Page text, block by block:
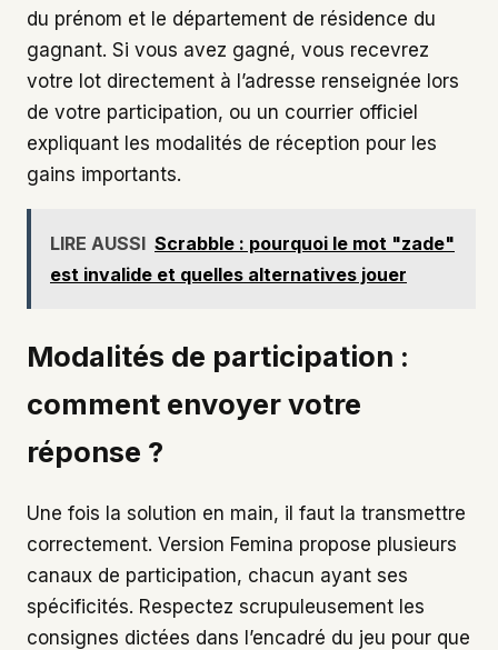
du prénom et le département de résidence du
gagnant. Si vous avez gagné, vous recevrez
votre lot directement à l’adresse renseignée lors
de votre participation, ou un courrier officiel
expliquant les modalités de réception pour les
gains importants.
LIRE AUSSI Scrabble : pourquoi le mot "zade"
est invalide et quelles alternatives jouer
Modalités de participation :
comment envoyer votre
réponse ?
Une fois la solution en main, il faut la transmettre
correctement. Version Femina propose plusieurs
canaux de participation, chacun ayant ses
spécificités. Respectez scrupuleusement les
consignes dictées dans l’encadré du jeu pour que